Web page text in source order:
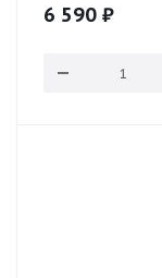
6 590 ₽